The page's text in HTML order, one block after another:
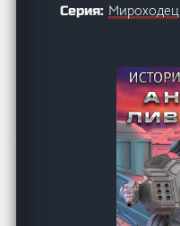
Серия: Мироходец